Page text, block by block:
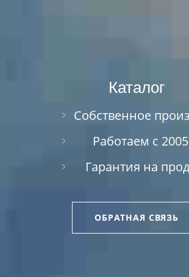
Каталог
Собственное
Работаем с
Гарантия на
ОБРАТНАЯ СВЯЗЬ